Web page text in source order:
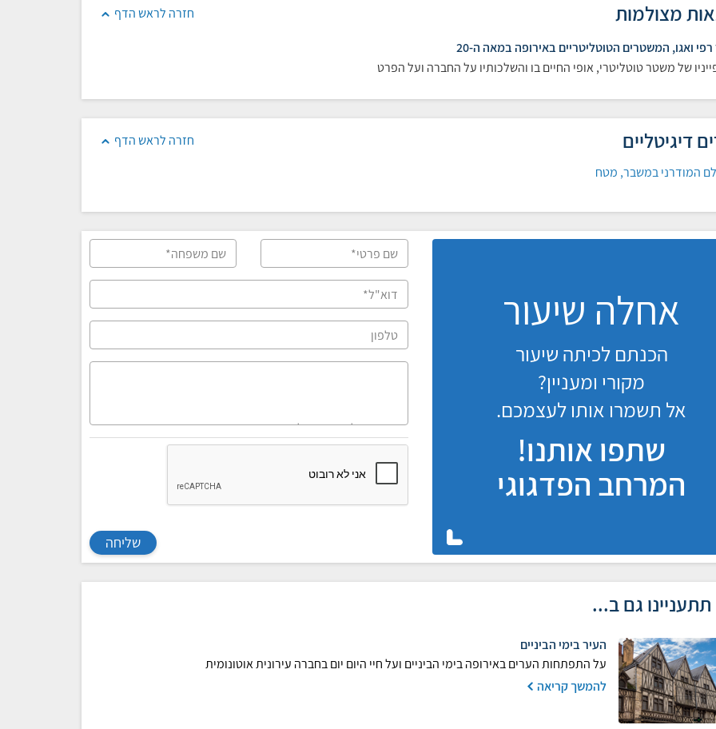
חזרה לראש הדף מצולמות
ואגו, המשטרים הטוטליטריים באירופה במאה ה-20
של משטר טוטליטרי, אופי החיים בו והשלכותיו על החברה ועל הפרט
חזרה לראש הדף דיגיטליים
המודרני במשבר, מטח
אחלה שיעור
הכנתם לכיתה שיעור
מקורי ומעניין?
אל תשמרו אותו לעצמכם.
שתפו אותנו!
המרחב הפדגוגי
שליחה
תתעניינו גם ב...
העיר בימי הביניים
על התפתחות הערים באירופה בימי הביניים ועל חיי היום יום בחברה עירונית אוטונומית
להמשך קריאה